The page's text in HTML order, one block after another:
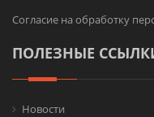
Согласие на обработку
ПОЛЕЗНЫЕ
Новости